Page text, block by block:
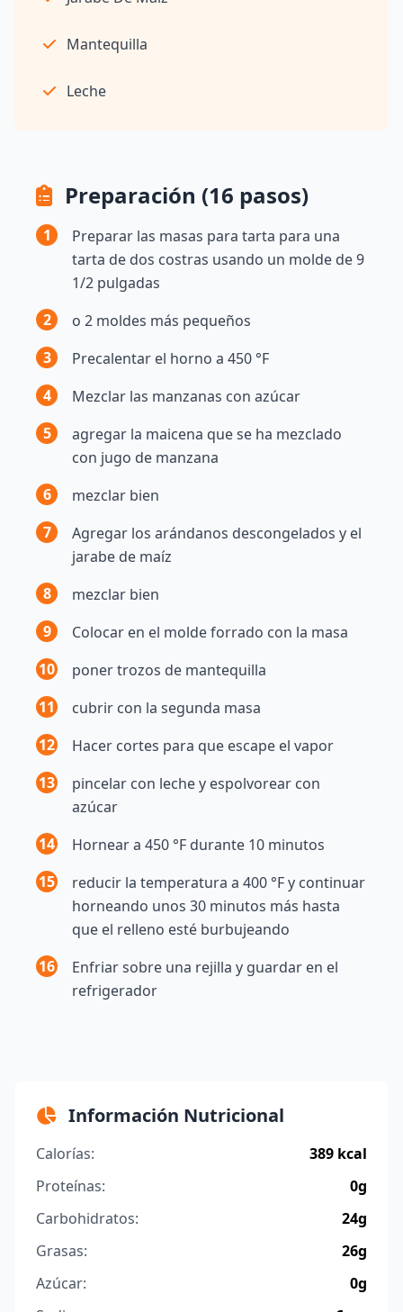
Mantequilla
Leche
Preparación (16 pasos)
1
Preparar las masas para tarta para una
tarta de dos costras usando un molde de 9
1/2 pulgadas
2
o 2 moldes más pequeños
3
Precalentar el horno a 450 °F
4
Mezclar las manzanas con azúcar
5
agregar la maicena que se ha mezclado
con jugo de manzana
6
mezclar bien
7
Agregar los arándanos descongelados y el
jarabe de maíz
8
mezclar bien
9
Colocar en el molde forrado con la masa
10
poner trozos de mantequilla
11
cubrir con la segunda masa
12
Hacer cortes para que escape el vapor
13
pincelar con leche y espolvorear con
azúcar
14
Hornear a 450 °F durante 10 minutos
15
reducir la temperatura a 400 °F y continuar
horneando unos 30 minutos más hasta
que el relleno esté burbujeando
16
Enfriar sobre una rejilla y guardar en el
refrigerador
Información Nutricional
Calorías:
389 kcal
Proteínas:
0g
Carbohidratos:
24g
Grasas:
26g
Azúcar:
0g